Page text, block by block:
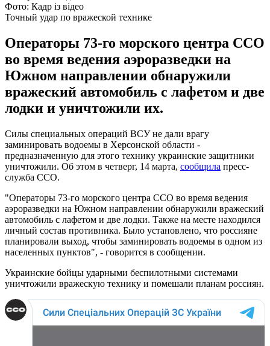
Фото: Кадр із відео
Точный удар по вражеской технике
Операторы 73-го морского центра ССО
во время ведения аэроразведки на
Южном направлении обнаружили
вражеский автомобиль с лафетом и две
лодки и уничтожили их.
Силы специальных операций ВСУ не дали врагу
заминировать водоемы в Херсонской области -
предназначенную для этого технику украинские защитники
уничтожили. Об этом в четверг, 14 марта, сообщила пресс-
служба ССО.
"Операторы 73-го морского центра ССО во время ведения
аэроразведки на Южном направлении обнаружили вражеский
автомобиль с лафетом и две лодки. Также на месте находился
личный состав противника. Было установлено, что россияне
планировали выход, чтобы заминировать водоемы в одном из
населенных пунктов", - говорится в сообщении.
Украинские бойцы ударными беспилотными системами
уничтожили вражескую технику и помешали планам россиян.